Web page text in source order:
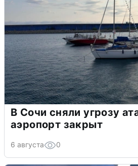
В Сочи сняли угрозу
аэропорт закрыт
6 августа 0